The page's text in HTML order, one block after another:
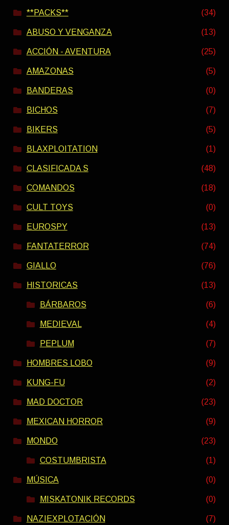
**PACKS** (34)
ABUSO Y VENGANZA (13)
ACCIÓN - AVENTURA (25)
AMAZONAS (5)
BANDERAS (0)
BICHOS (7)
BIKERS (5)
BLAXPLOITATION (1)
CLASIFICADA S (48)
COMANDOS (18)
CULT TOYS (0)
EUROSPY (13)
FANTATERROR (74)
GIALLO (76)
HISTORICAS (13)
BÁRBAROS (6)
MEDIEVAL (4)
PEPLUM (7)
HOMBRES LOBO (9)
KUNG-FU (2)
MAD DOCTOR (23)
MEXICAN HORROR (9)
MONDO (23)
COSTUMBRISTA (1)
MÚSICA (0)
MISKATONIK RECORDS (0)
NAZIEXPLOTACIÓN (7)